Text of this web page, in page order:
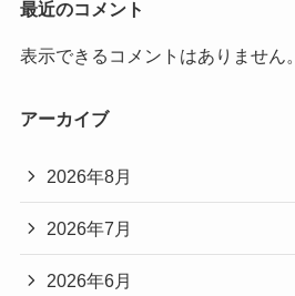
最近のコメント
表示できるコメントはありません。
アーカイブ
2026年8月
2026年7月
2026年6月